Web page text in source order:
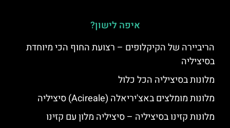
איפה לישון?
הריביירה של הקיקלופים – רצועת החוף הכי מיוחדת
בסיציליה
מלונות בסיציליה הכל כלול
מלונות מומלצים באצ'יריאלה (Acireale) סיציליה
מלונות קזינו בסיציליה – סיציליה מלון עם קזינו